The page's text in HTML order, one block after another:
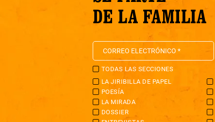
DE LA FAMILIA
TODAS LAS SECCIONES
LA JIRIBILLA DE PAPEL
POESÍA
LA MIRADA
DOSSIER